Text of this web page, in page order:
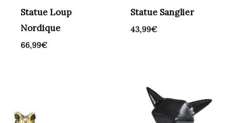
Statue Loup
Nordique
66,99€
Statue Sanglier
43,99€
de
prix :
21,99€